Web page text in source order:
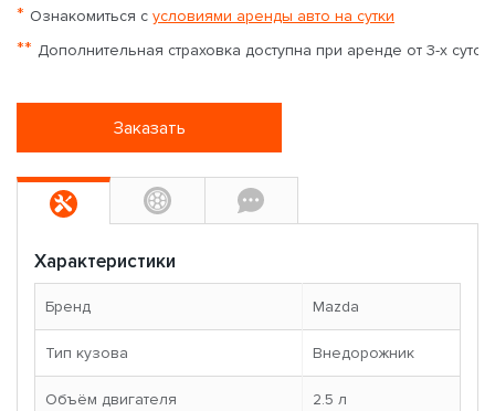
* Ознакомиться с условиями аренды авто на сутки
** Дополнительная страховка доступна при аренде от 3-х суток
Заказать
Характеристики
Бренд Mazda
Тип кузова Внедорожник
Объём двигателя 2.5 л